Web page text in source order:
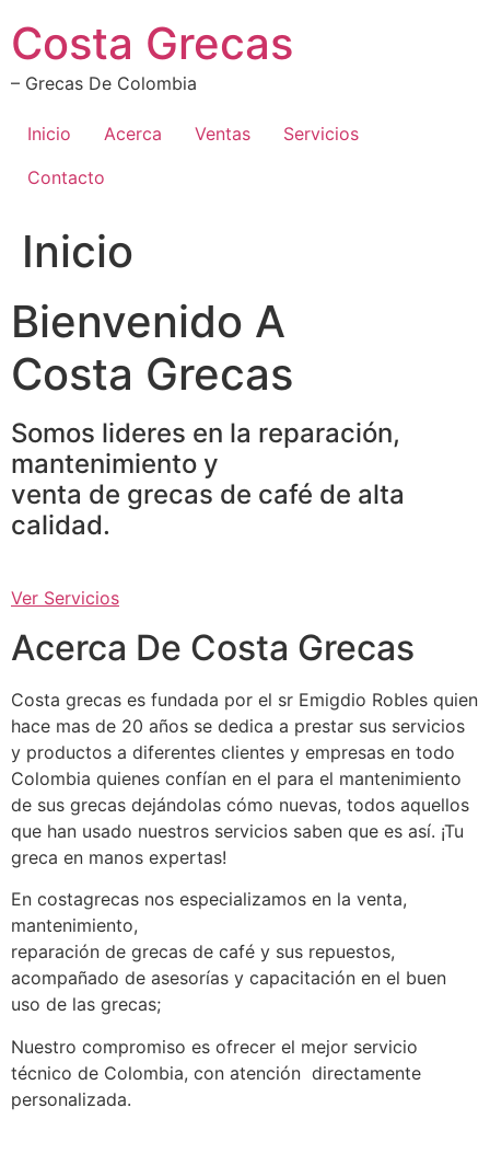
contenido
Costa Grecas
– Grecas De Colombia
Inicio Acerca Ventas
Servicios
Contacto
Inicio
Bienvenido A
Costa Grecas
Somos lideres en la reparación,
mantenimiento y
venta de grecas de café de alta
calidad.
Ver Servicios
Acerca De Costa Grecas
Costa grecas es fundada por el sr Emigdio Robles quien
hace mas de 20 años se dedica a prestar sus servicios
y productos a diferentes clientes y empresas en todo
Colombia quienes confían en el para el mantenimiento
de sus grecas dejándolas cómo nuevas, todos aquellos
que han usado nuestros servicios saben que es así. ¡Tu
greca en manos expertas!
En costagrecas nos especializamos en la venta,
mantenimiento,
reparación de grecas de café y sus repuestos,
acompañado de asesorías y capacitación en el buen
uso de las grecas;
Nuestro compromiso es ofrecer el mejor servicio
técnico de Colombia, con atención directamente
personalizada.